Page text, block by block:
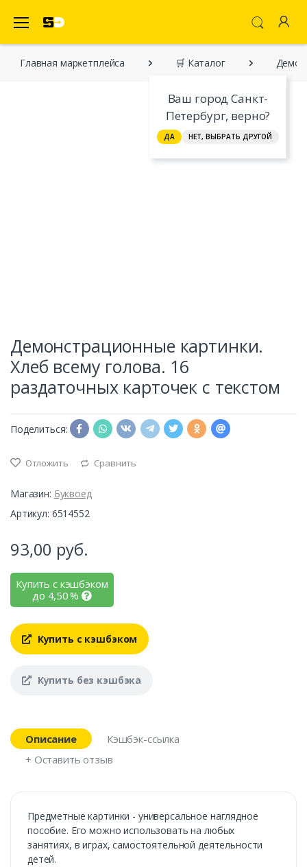
Ваш город Санкт-
Петербург, верно?
ДА НЕТ, ВЫБРАТЬ ДРУГОЙ
Главная марĸетплейса 🛒 Каталог
Демонстрационные картинки.
Хлеб всему голова. 16
раздаточных карточек с текстом
Поделиться:
Отложить Сравнить
Магазин: Буквоед
Артикул: 6514552
93,00 руб.
Купить с кэшбэком
до 4,50%
Купить с кэшбэком
Купить без кэшбэка
Описание
Кэшбэк-ссылка
+ Оставить отзыв
Предметные картинки - универсальное наглядное
пособие. Его можно использовать на любых
занятиях, в играх, самостоятельной деятельности
детей.